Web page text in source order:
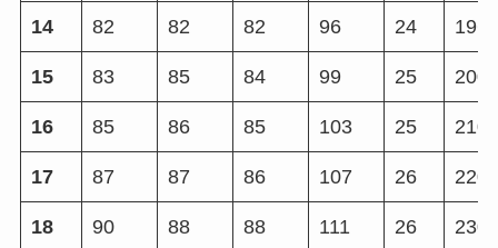
14 82 82 82 96 24 196
15 83 85 84 99 25 200
16 85 86 85 103 25 210
17 87 87 86 107 26 220
18 90 88 88 111 26 230